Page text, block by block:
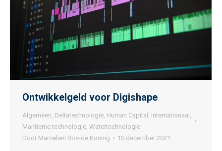
Ontwikkelgeld voor Digishape
Algemeen, Deltatechnologie, Human Capital , Internationaal ,
Maritieme technologie, Watertechnologie
Door Marcelien Bos-de Koning 10 december 2021